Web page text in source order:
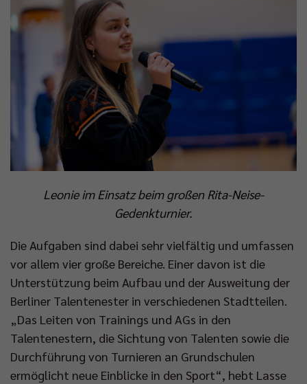
Leonie im Einsatz beim großen Rita-Neise-
Gedenkturnier.
Die Aufgaben sind dabei sehr vielfältig und umfassen
vor allem vier große Bereiche. Einer davon ist die
Unterstützung beim Aufbau und der Ausweitung der
Berliner Talentenester in verschiedenen Stadtteilen.
„Das Leiten von Trainings und AGs in den
Talentenestern, die Sichtung von Talenten sowie die
Durchführung von Turnieren an Grundschulen
ermöglicht neue Einblicke in den Sport“, hebt Lasse